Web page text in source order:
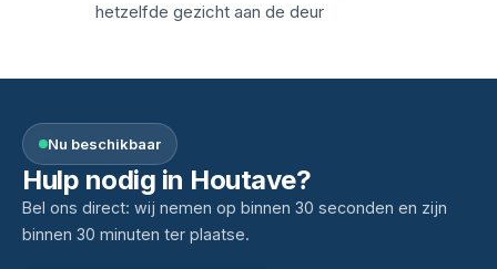
hetzelfde gezicht aan de deur
Nu beschikbaar
Hulp nodig in Houtave?
Bel ons direct: wij nemen op binnen 30 seconden en zijn
binnen 30 minuten ter plaatse.